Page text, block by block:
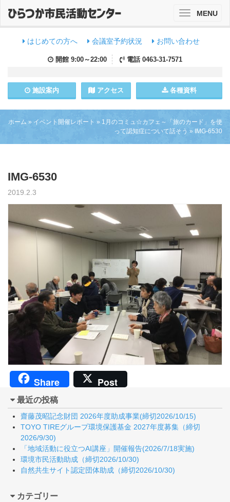
はじめての方へ 会議室予約状況 お問い合わせ
開館 9:00～22:00 電話 0463-31-7571
施設案内 アクセス 各種資料
ToggleMENU
ホーム » イベント開催レポート » 1月のコミュ☆カフェ～「旅のカード」を使
って認知症について話そう » IMG-6530
IMG-6530
2019.2.3
Share Post
最近の投稿
齋藤茂昭記念財団 2026年度助成事業(締切2026/10/15)
TOYO TIREグループ環境保護基金 2027年度募集（締切
2026/9/30)
「地域活動に役立つAI講座」開催報告(2026/7/18実施)
環境市民活動助成（締切2026/10/30)
自然共生サイト認定団体助成（締切2026/10/30)
カテゴリー